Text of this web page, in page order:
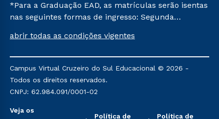
*Para a Graduação EAD, as matrículas serão isentas
nas seguintes formas de ingresso: Segunda
Já para as demais, a taxa de matrícula será de R$
mencionadas são referentes aos cursos: Ensino
Religioso, Geografia para a Docência e Metodologia
do Ensino de História: Questões Atuais.
abrir todas as condições vigentes
Campus Virtual Cruzeiro do Sul Educacional © 2026 -
Todos os direitos reservados.
CNPJ: 62.984.091/0001-02
Veja os
Política de Política de